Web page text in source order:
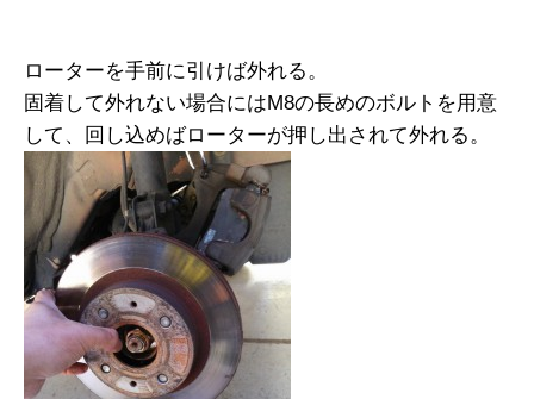
ローターを手前に引けば外れる。
固着して外れない場合にはM8の長めのボルトを用意
して、回し込めばローターが押し出されて外れる。